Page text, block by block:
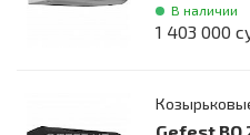
В наличии
1 403 000